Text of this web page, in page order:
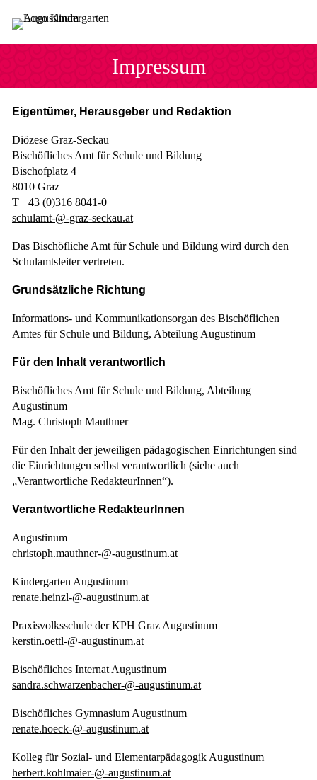
Sprung zum Hauptinhalt
Sprung zur Fusszeile
Impressum
Eigentümer, Herausgeber und Redaktion
Diözese Graz-Seckau
Bischöfliches Amt für Schule und Bildung
Bischofplatz 4
8010 Graz
T +43 (0)316 8041-0
schulamt-@-graz-seckau.at
Das Bischöfliche Amt für Schule und Bildung wird durch den
Schulamtsleiter vertreten.
Grundsätzliche Richtung
Informations- und Kommunikationsorgan des Bischöflichen
Amtes für Schule und Bildung, Abteilung Augustinum
Für den Inhalt verantwortlich
Bischöfliches Amt für Schule und Bildung, Abteilung
Augustinum
Mag. Christoph Mauthner
Für den Inhalt der jeweiligen pädagogischen Einrichtungen sind
die Einrichtungen selbst verantwortlich (siehe auch
„Verantwortliche RedakteurInnen“).
Verantwortliche RedakteurInnen
Augustinum
christoph.mauthner-@-augustinum.at
Kindergarten Augustinum
renate.heinzl-@-augustinum.at
Praxisvolksschule der KPH Graz Augustinum
kerstin.oettl-@-augustinum.at
Bischöfliches Internat Augustinum
sandra.schwarzenbacher-@-augustinum.at
Bischöfliches Gymnasium Augustinum
renate.hoeck-@-augustinum.at
Kolleg für Sozial- und Elementarpädagogik Augustinum
herbert.kohlmaier-@-augustinum.at